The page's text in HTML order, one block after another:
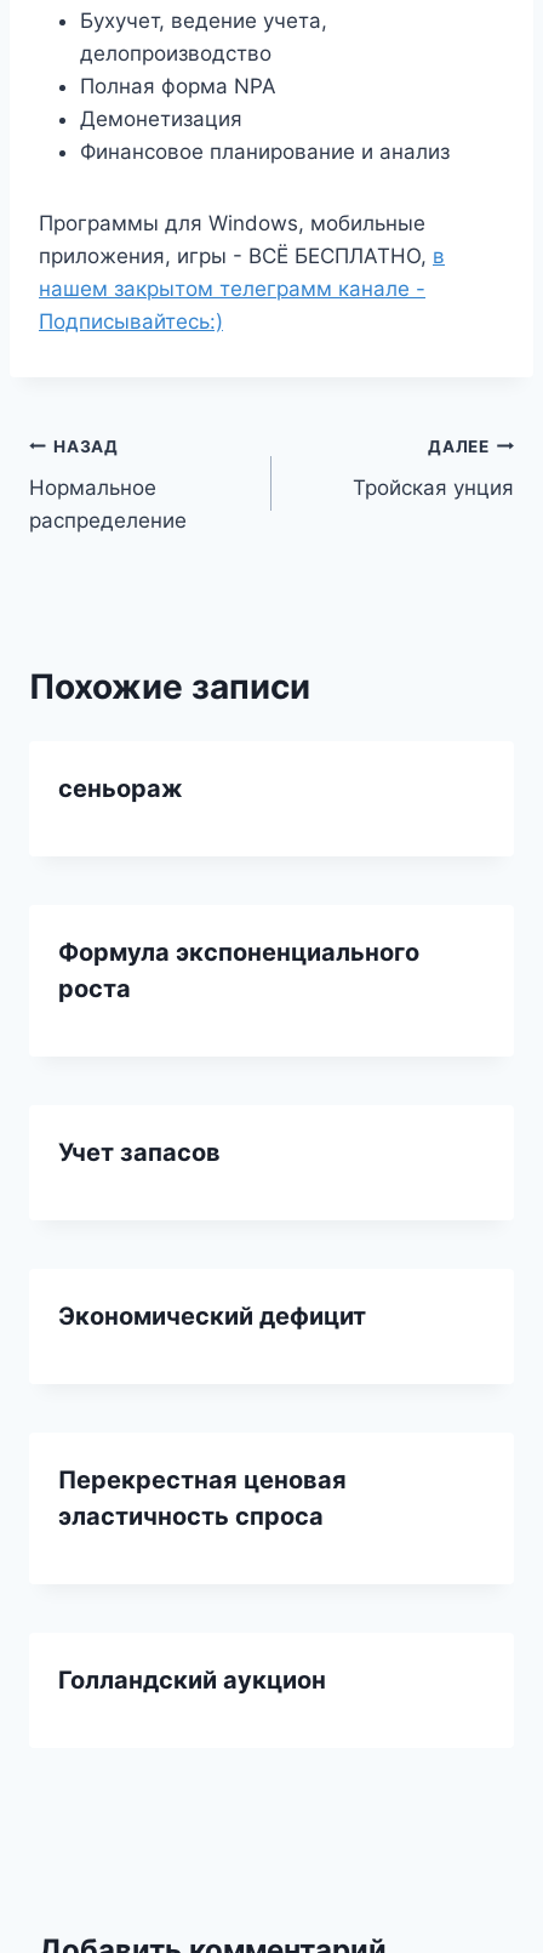
Бухучет, ведение учета,
делопроизводство
Полная форма NPA
Демонетизация
Финансовое планирование и анализ
Программы для Windows, мобильные
приложения, игры - ВСЁ БЕСПЛАТНО, в
нашем закрытом телеграмм канале -
Подписывайтесь:)
Навигация
по
НАЗАД
Нормальное
распределение
ДАЛЕЕ
Тройская унция
Похожие записи
сеньораж
Формула экспоненциального
роста
Учет запасов
Экономический дефицит
Перекрестная ценовая
эластичность спроса
Голландский аукцион